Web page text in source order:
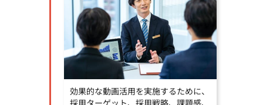
効果的な動画活用を実施するために、
採用ターゲット、採用戦略、課題感、